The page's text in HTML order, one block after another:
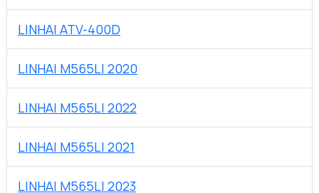
LINHAI ATV-400D
LINHAI M565LI 2020
LINHAI M565LI 2022
LINHAI M565LI 2021
LINHAI M565LI 2023